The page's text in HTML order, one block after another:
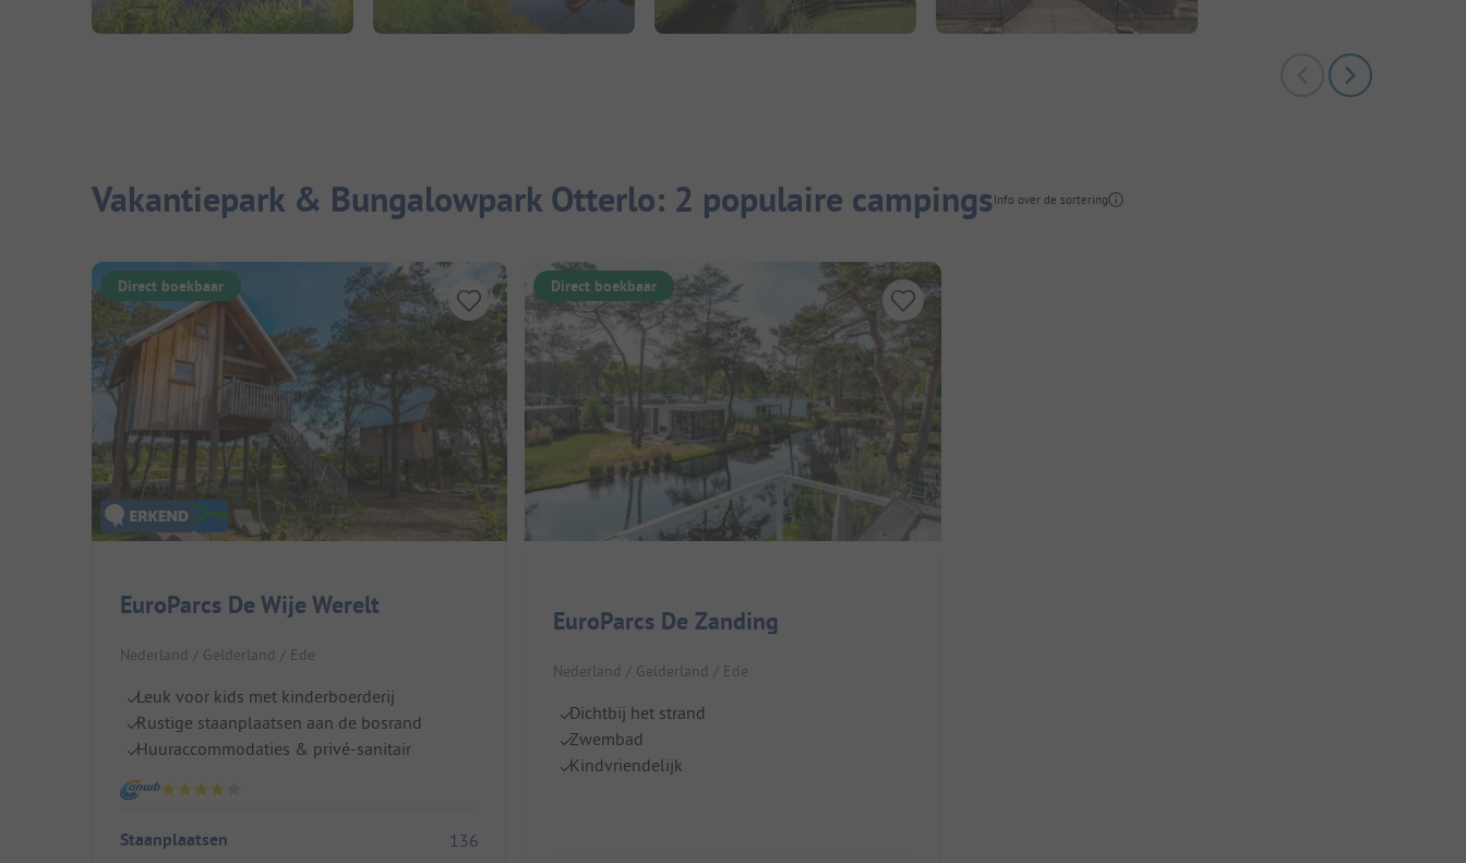
Vakantiepark & Bungalowpark Otterlo: 2 populaire campingsInfo over de sortering
Direct boekbaar
EuroParcs De Wije Werelt
Nederland / Gelderland / Ede
Leuk voor kids met kinderboerderij
Rustige staanplaatsen aan de bosrand
Huuraccommodaties & privé-sanitair
Staanplaatsen 136
Direct boekbaar
EuroParcs De Zanding
Nederland / Gelderland / Ede
Dichtbij het strand
Zwembad
Kindvriendelijk